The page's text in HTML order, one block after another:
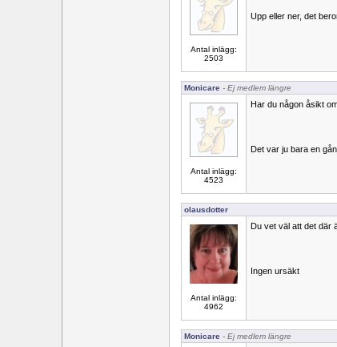
Antal inlägg:
2503
Upp eller ner, det
Monicare - Ej medlem längre
Antal inlägg:
4523
Har du någon åsikt
Det var ju bara en
olausdotter
Antal inlägg:
4962
Du vet väl att det där
Ingen ursäkt
Monicare - Ej medlem längre